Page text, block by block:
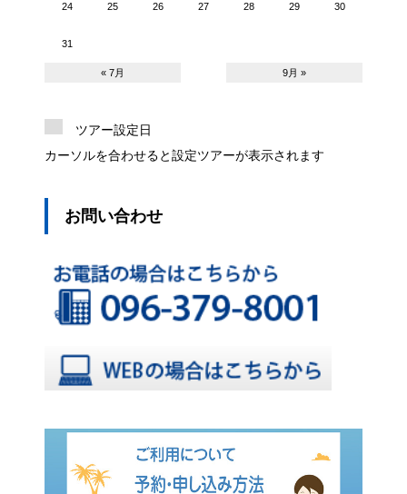
24 25 26 27 28 29 30
31
« 7月 9月 »
ツアー設定日
カーソルを合わせると設定ツアーが表示されます
お問い合わせ